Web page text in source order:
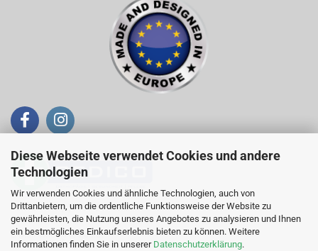
Diese Webseite verwendet Cookies und andere
Technologien
Wir verwenden Cookies und ähnliche Technologien, auch von
Drittanbietern, um die ordentliche Funktionsweise der Website zu
gewährleisten, die Nutzung unseres Angebotes zu analysieren und Ihnen
ein bestmögliches Einkaufserlebnis bieten zu können. Weitere
Informationen finden Sie in unserer Datenschutzerklärung.
Telefon +43 (0)676 / 944 19 61
E-Mailoffice@redico.at